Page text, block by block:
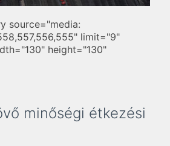
source="media:
limit="9"
height="130"
minőségi étkezési